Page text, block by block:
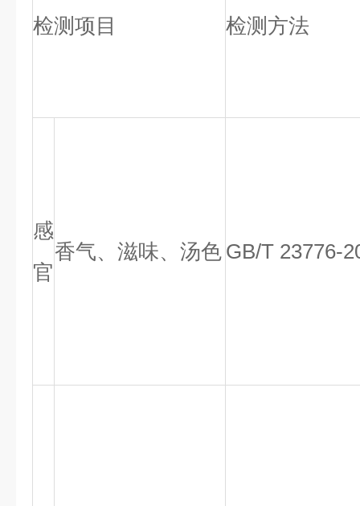
检测项目 检测方法
感
官
香气、滋味、汤色 GB/T 23776-